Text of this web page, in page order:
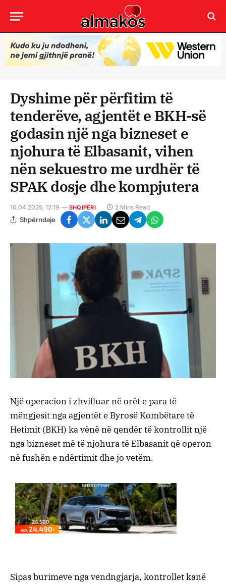
Dyshime për përfitim të
tenderëve, agjentët e BKH-së
godasin një nga bizneset e
njohura të Elbasanit, vihen
nën sekuestro me urdhër të
SPAK dosje dhe kompjutera
10.04.2025, 12:19 SHQIPËRI 2 Mins Read
Shpërndaje
Një operacion i zhvilluar në orët e para të
mëngjesit nga agjentët e Byrosë Kombëtare të
Hetimit (BKH) ka vënë në qendër të kontrollit një
nga bizneset më të njohura të Elbasanit që operon
në fushën e ndërtimit dhe jo vetëm.
Sipas burimeve nga vendngjarja, kontrollet kanë